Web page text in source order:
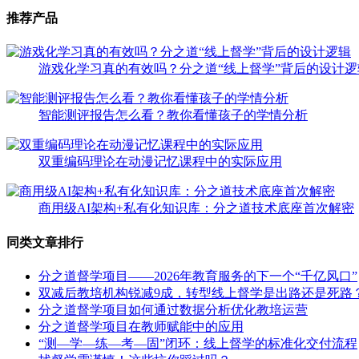
推荐产品
游戏化学习真的有效吗？分之道“线上督学”背后的设计
智能测评报告怎么看？教你看懂孩子的学情分析
双重编码理论在动漫记忆课程中的实际应用
商用级AI架构+私有化知识库：分之道技术底座首次解密
同类文章排行
分之道督学项目——2026年教育服务的下一个“千亿风口”
双减后教培机构锐减9成，转型线上督学是出路还是死路
分之道督学项目如何通过数据分析优化教培运营
分之道督学项目在教师赋能中的应用
“测—学—练—考—固”闭环：线上督学的标准化交付流程